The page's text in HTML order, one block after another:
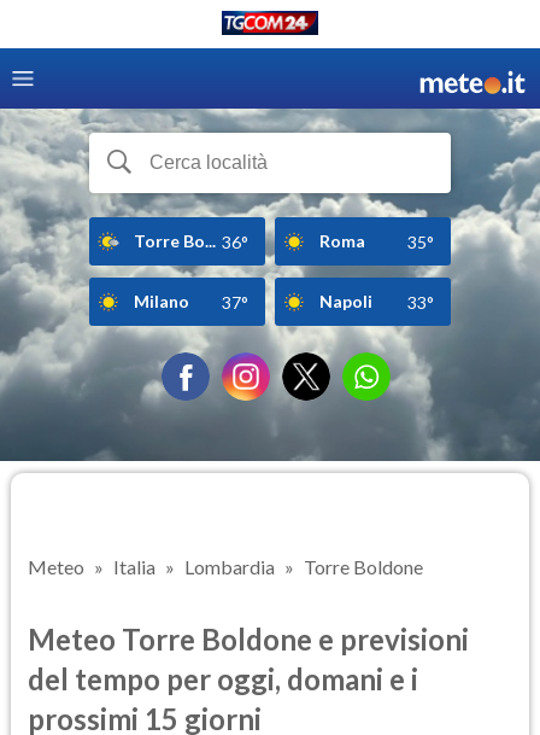
Torre Bo... 36° Roma 35°
Milano 37° Napoli 33°
Meteo Italia Lombardia Torre Boldone
Meteo Torre Boldone e previsioni
del tempo per oggi, domani e i
prossimi 15 giorni